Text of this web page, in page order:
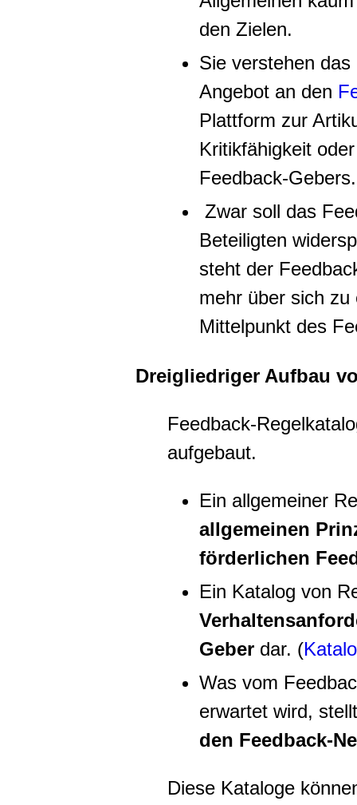
den Zielen.
Sie verstehen
Angebot an den
Plattform zur
Kritikfähigkeit
Feedback-Gebers.
Zwar soll das
Beteiligten
steht der
mehr über sich
Mittelpunkt des
Dreigliedriger Aufbau
Feedback-
aufgebaut.
Ein allgemeiner
allgemeinen
förderlichen
Ein Katalog von
Geber dar. (
Was vom
erwartet wird,
den Feedback-
Diese Kataloge